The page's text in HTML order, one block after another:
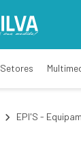
Setores
EPI'S -